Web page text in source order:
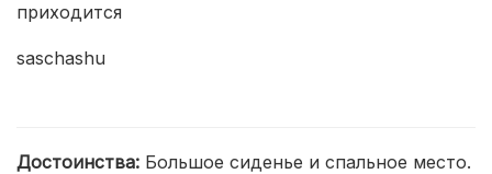
приходится
saschashu
Достоинства: Большое сиденье и спальное место.